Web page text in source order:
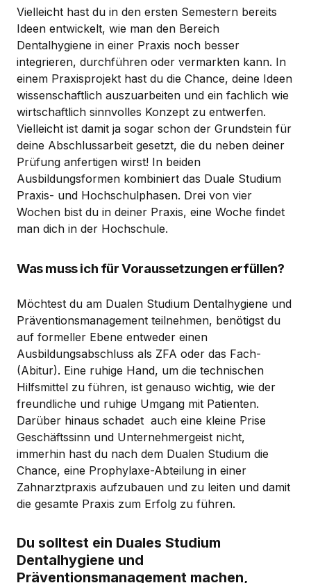
Vielleicht hast du in den ersten Semestern bereits
Ideen entwickelt, wie man den Bereich
Dentalhygiene in einer Praxis noch besser
integrieren, durchführen oder vermarkten kann. In
einem Praxisprojekt hast du die Chance, deine Ideen
wissenschaftlich auszuarbeiten und ein fachlich wie
wirtschaftlich sinnvolles Konzept zu entwerfen.
Vielleicht ist damit ja sogar schon der Grundstein für
deine Abschlussarbeit gesetzt, die du neben deiner
Prüfung anfertigen wirst! In beiden
Ausbildungsformen kombiniert das Duale Studium
Praxis- und Hochschulphasen. Drei von vier
Wochen bist du in deiner Praxis, eine Woche findet
man dich in der Hochschule.
Was muss ich für Voraussetzungen erfüllen?
Möchtest du am Dualen Studium Dentalhygiene und
Präventionsmanagement teilnehmen, benötigst du
auf formeller Ebene entweder einen
Ausbildungsabschluss als ZFA oder das Fach-
(Abitur). Eine ruhige Hand, um die technischen
Hilfsmittel zu führen, ist genauso wichtig, wie der
freundliche und ruhige Umgang mit Patienten.
Darüber hinaus schadet auch eine kleine Prise
Geschäftssinn und Unternehmergeist nicht,
immerhin hast du nach dem Dualen Studium die
Chance, eine Prophylaxe-Abteilung in einer
Zahnarztpraxis aufzubauen und zu leiten und damit
die gesamte Praxis zum Erfolg zu führen.
Du solltest ein Duales Studium
Dentalhygiene und
Präventionsmanagement machen,